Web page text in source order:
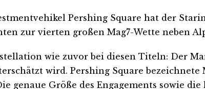
Pershing Square hat der
zur vierten großen Mag7-Wette neben
wie zuvor bei diesen Titeln: Der
wird. Pershing Square
genaue Größe des Engagements sowie